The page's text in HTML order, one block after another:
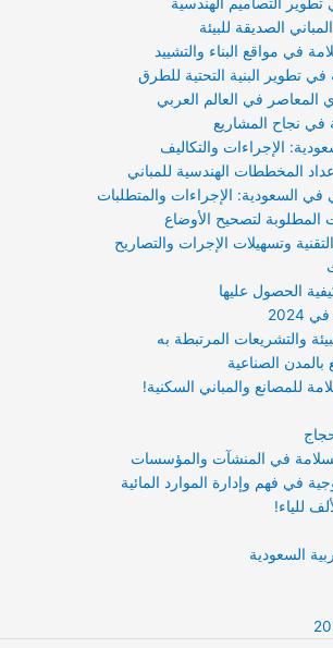
الصديقة للبيئة
في مواقع البناء والتشييد
تطوير البنية التحتية للطرق
المعاصر في العالم العربي
في نجاح المشاريع
الإجراءات والتكاليف
المخططات الهندسية للمباني
في السعودية: الإجراءات والمتطلبات
لتصحيح الأوضاع
وتسهيلات الإجرات والتصاريح
الحصول عليها
والتشريعات المرتبطة به
الصناعية
للمصانع والمباني السكنية!
في المنشآت والمؤسسات
في فهم وإدارة الموارد المائية
للياء!
السعودية